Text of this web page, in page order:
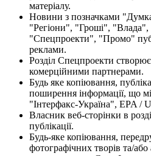
матеріалу.
Новини з позначками
"Регіони", "Гроші",
"Спецпроекти", "Промо"
реклами.
Розділ Спецпроекти
комерційними партнерами.
Будь яке копіювання,
поширення інформації, що
"Інтерфакс-Україна", EPA /
Власник веб-сторінки в
публікації.
Будь-яке копіювання,
фотографічних творів та/або